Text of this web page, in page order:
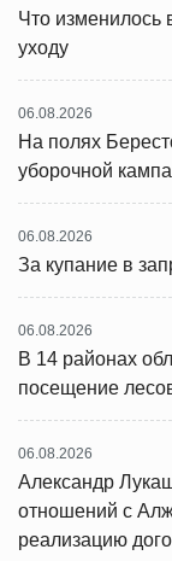
Что изменилось
уходу
06.08.2026
На полях
уборочной
06.08.2026
За купание в
06.08.2026
В 14 районах
посещение
06.08.2026
Александр
отношений с
реализацию